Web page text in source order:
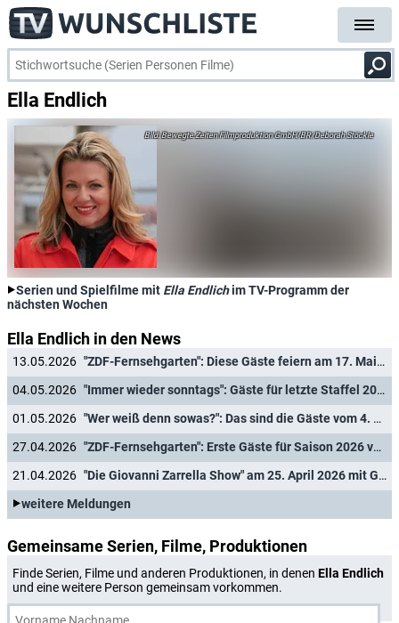
Ella Endlich
Bewegte Zeiten Filmproduktion GmbH/BR/Deborah Stöckle
Serien und Spielfilme mit Ella Endlichim TV-Programm der
nächsten Wochen
Ella Endlich in den News
13.05.2026
"ZDF-Fernsehgarten": Diese Gäste feiern am 17. Mai 2026 eine große "Schlagerparty"
04.05.2026
"Immer wieder sonntags": Gäste für letzte Staffel 2026 verkündet
01.05.2026
"Wer weiß denn sowas?": Das sind die Gäste vom 4. bis 8. Mai 2026
27.04.2026
"ZDF-Fernsehgarten": Erste Gäste für Saison 2026 verkündet
21.04.2026
"Die Giovanni Zarrella Show" am 25. April 2026 mit Gipsy Kings, Sarah Engels, Anna-Carina Woitschack und vielen mehr
weitere Meldungen
Gemeinsame Serien, Filme, Produktionen
Finde Serien, Filme und anderen Produktionen, in denen Ella Endlich
und eine weitere Person gemeinsam vorkommen.